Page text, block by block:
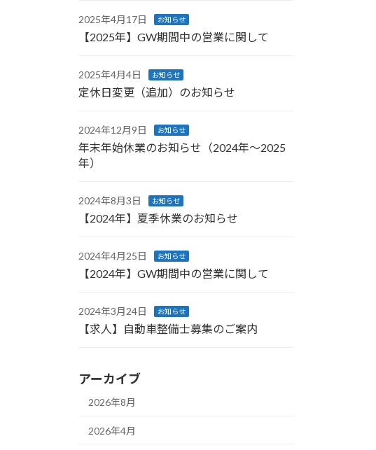
2025年4月17日 お知らせ
【2025年】GW期間中の営業に関して
2025年4月4日 お知らせ
定休日変更（追加）のお知らせ
2024年12月9日 お知らせ
年末年始休業のお知らせ（2024年～2025
年）
2024年8月3日 お知らせ
【2024年】夏季休業のお知らせ
2024年4月25日 お知らせ
【2024年】GW期間中の営業に関して
2024年3月24日 お知らせ
【求人】自動車整備士募集のご案内
アーカイブ
2026年8月
2026年4月